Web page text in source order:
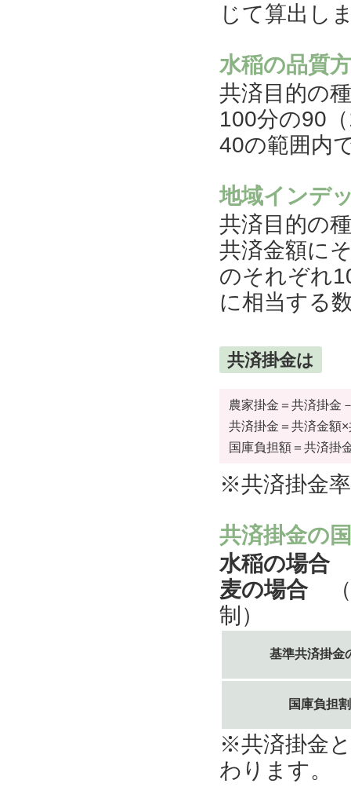
じて算出し
水稲の品質
共済目的の
100分の90
40の範囲内
地域インデ
共済目的の
共済金額に
のそれぞれ
に相当する
共済掛金は
農家掛金＝共済掛金
共済掛金＝共済金額
国庫負担額＝共済掛
※共済掛金
共済掛金の
水稲の場合
麦の場合（
制）
基準共済掛金
国庫負担
※共済掛金
わります。